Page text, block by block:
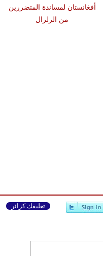
أفغانستان لمساندة المتضررين
من الزلزال
تعليقك كزائر